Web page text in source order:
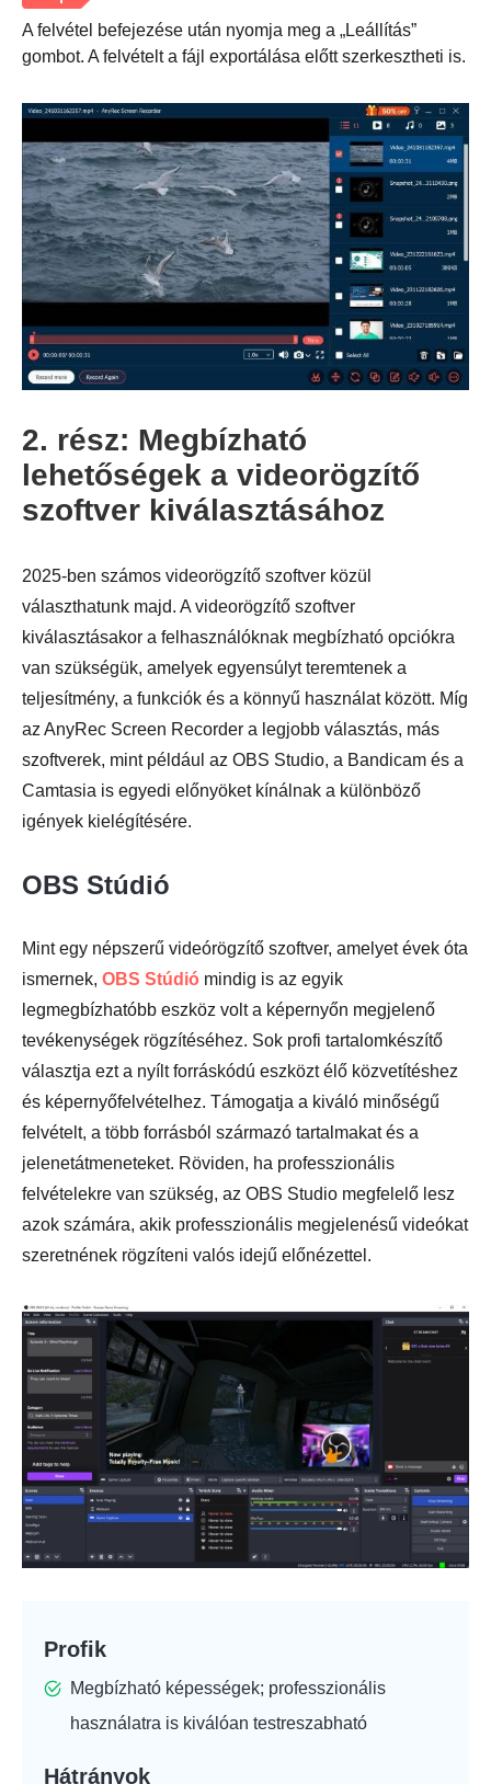
2. lépés.
3. lépés
A felvétel befejezése után nyomja meg a „Leállítás”
gombot. A felvételt a fájl exportálása előtt szerkesztheti is.
2. rész: Megbízható
lehetőségek a videorögzítő
szoftver kiválasztásához
2025-ben számos videorögzítő szoftver közül
választhatunk majd. A videorögzítő szoftver
kiválasztásakor a felhasználóknak megbízható opciókra
van szükségük, amelyek egyensúlyt teremtenek a
teljesítmény, a funkciók és a könnyű használat között. Míg
az AnyRec Screen Recorder a legjobb választás, más
szoftverek, mint például az OBS Studio, a Bandicam és a
Camtasia is egyedi előnyöket kínálnak a különböző
igények kielégítésére.
OBS Stúdió
Mint egy népszerű videórögzítő szoftver, amelyet évek óta
ismernek, OBS Stúdió mindig is az egyik
legmegbízhatóbb eszköz volt a képernyőn megjelenő
tevékenységek rögzítéséhez. Sok profi tartalomkészítő
választja ezt a nyílt forráskódú eszközt élő közvetítéshez
és képernyőfelvételhez. Támogatja a kiváló minőségű
felvételt, a több forrásból származó tartalmakat és a
jelenetátmeneteket. Röviden, ha professzionális
felvételekre van szükség, az OBS Studio megfelelő lesz
azok számára, akik professzionális megjelenésű videókat
szeretnének rögzíteni valós idejű előnézettel.
Profik
Megbízható képességek; professzionális
használatra is kiválóan testreszabható
Hátrányok